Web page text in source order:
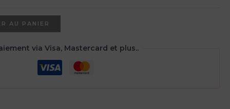
AU PANIER
via Visa, Mastercard et plus..